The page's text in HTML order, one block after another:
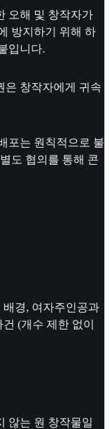
오해 및 창작자가
방지하기 위해 하
입니다.
은 창작자에게 귀속
포는 원칙적으로 불
도 협의를 통해 콘
배경, 여자주인공과
(개수 제한 없이
않는 원 창작물일